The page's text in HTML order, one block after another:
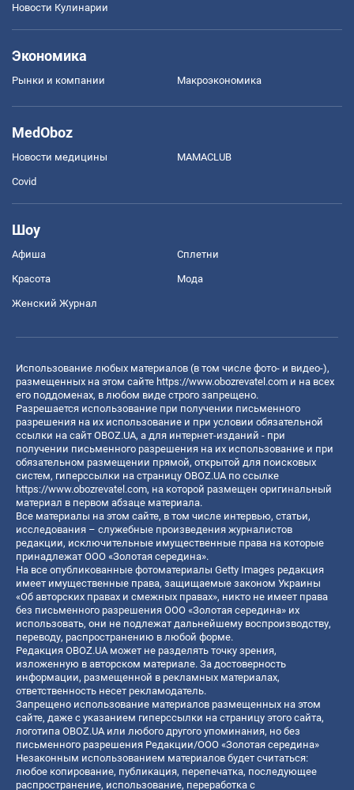
Новости Кулинарии
Экономика
Рынки и компании Mакроэкономика
MedOboz
Новости медицины MAMACLUB
Covid
Шоу
Афиша Сплетни
Красота Мода
Женский Журнал
Использование любых материалов (в том числе фото- и видео-),
размещенных на этом сайте https://www.obozrevatel.com и на всех
его поддоменах, в любом виде строго запрещено.
Разрешается использование при получении письменного
разрешения на их использование и при условии обязательной
ссылки на сайт OBOZ.UA, а для интернет-изданий - при
получении письменного разрешения на их использование и при
обязательном размещении прямой, открытой для поисковых
систем, гиперссылки на страницу OBOZ.UA по ссылке
https://www.obozrevatel.com, на которой размещен оригинальный
материал в первом абзаце материала.
Все материалы на этом сайте, в том числе интервью, статьи,
исследования – служебные произведения журналистов
редакции, исключительные имущественные права на которые
принадлежат ООО «Золотая середина».
На все опубликованные фотоматериалы Getty Images редакция
имеет имущественные права, защищаемые законом Украины
«Об авторских правах и смежных правах», никто не имеет права
без письменного разрешения ООО «Золотая середина» их
использовать, они не подлежат дальнейшему воспроизводству,
переводу, распространению в любой форме.
Редакция OBOZ.UA может не разделять точку зрения,
изложенную в авторском материале. За достоверность
информации, размещенной в рекламных материалах,
ответственность несет рекламодатель.
Запрещено использование материалов размещенных на этом
сайте, даже с указанием гиперссылки на страницу этого сайта,
логотипа OBOZ.UA или любого другого упоминания, но без
письменного разрешения Редакции/ООО «Золотая середина»
Незаконным использованием материалов будет считаться:
любое копирование, публикация, перепечатка, последующее
распространение, использование, переработка с